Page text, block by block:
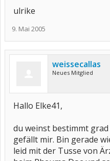
ulrike
9. Mai 2005
weissecallas
Neues Mitglied
Hallo Elke41,
du weinst bestimmt
gefällt mir. Bin gerade
leid mit der Tusse von